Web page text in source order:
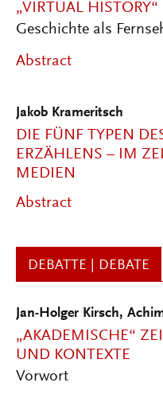
„VIRTUAL HISTORY“
Geschichte als
Abstract
Jakob Krameritsch
DIE FÜNF TYPEN
ERZÄHLENS – IM
MEDIEN
Abstract
DEBATTE | DEBATE
Jan-Holger Kirsch,
„AKADEMISCHE“
UND KONTEXTE
Vorwort